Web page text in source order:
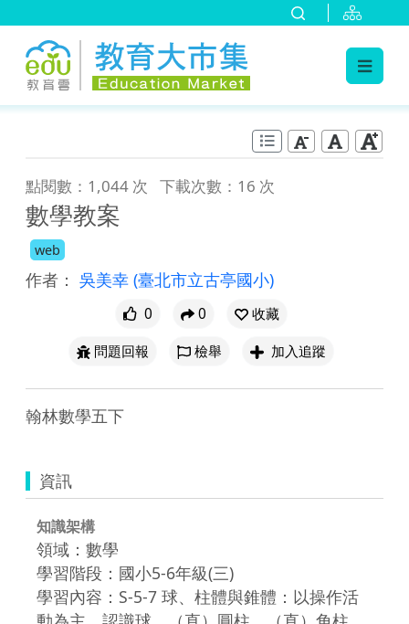
點閱數：1,044 次 下載次數：16 次
數學教案
web
作者： 吳美幸 (臺北市立古亭國小)
0 0
收藏
問題回報
檢舉 加入追蹤
翰林數學五下
資訊
知識架構
領域：數學
學習階段：國小5-6年級(三)
學習內容：S-5-7 球、柱體與錐體：以操作活